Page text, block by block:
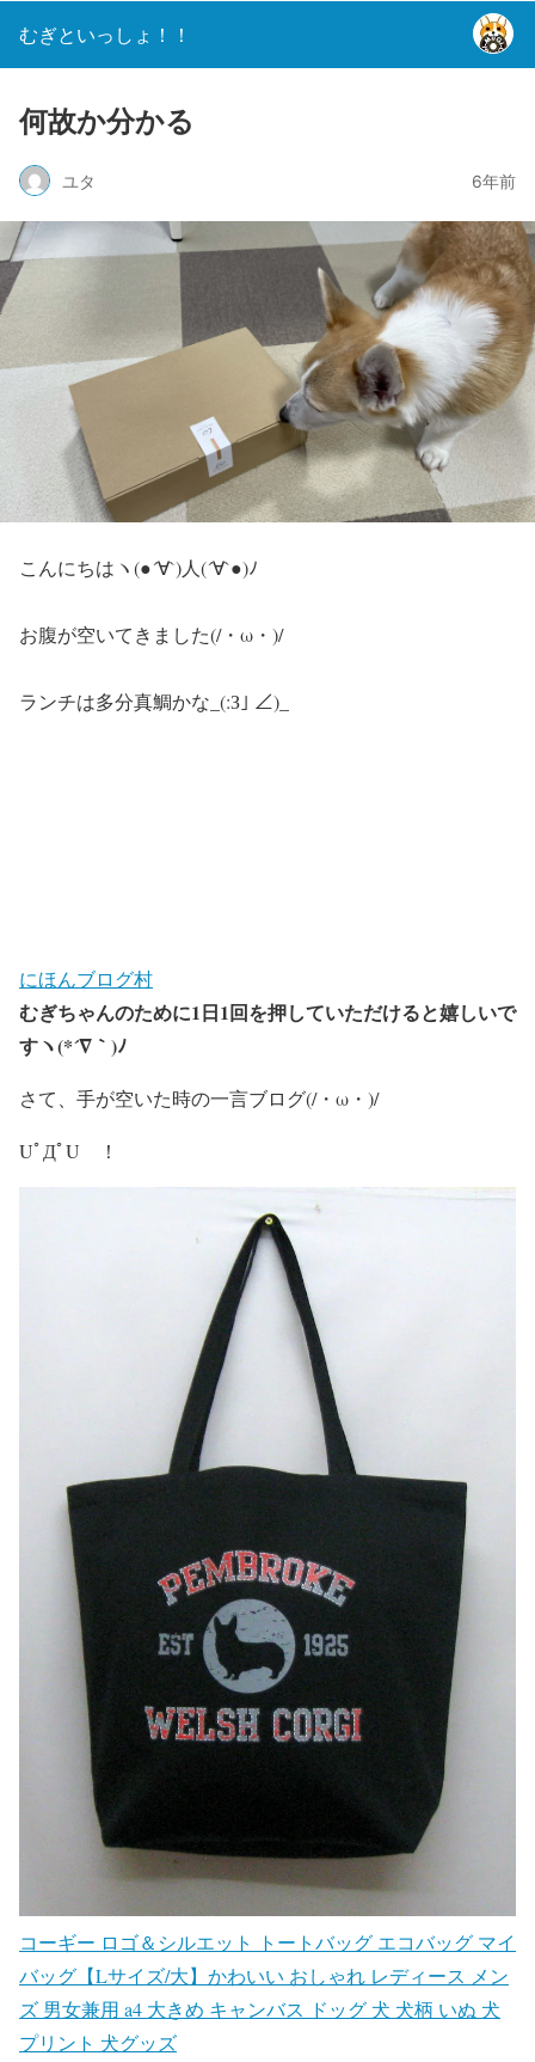
むぎといっしょ！！
何故か分かる
ユタ 6年前
こんにちはヽ(●´∀`)人(´∀`●)ﾉ
お腹が空いてきました(/・ω・)/
ランチは多分真鯛かな_(:З｣ ∠)_
にほんブログ村
むぎちゃんのために1日1回を押していただけると嬉しいで
すヽ(*´∇｀)ﾉ
さて、手が空いた時の一言ブログ(/・ω・)/
UﾟДﾟU ！
コーギー ロゴ＆シルエット トートバッグ エコバッグ マイ
バッグ【Lサイズ/大】かわいい おしゃれ レディース メン
ズ 男女兼用 a4 大きめ キャンバス ドッグ 犬 犬柄 いぬ 犬
プリント 犬グッズ